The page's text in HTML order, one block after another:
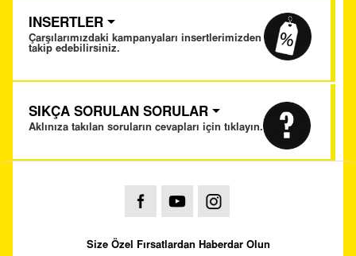
INSERTLER
Çarşılarımızdaki kampanyaları insertlerimizden
takip edebilirsiniz.
SIKÇA SORULAN SORULAR
Aklınıza takılan soruların cevapları için tıklayın.
Size Özel Fırsatlardan Haberdar Olun